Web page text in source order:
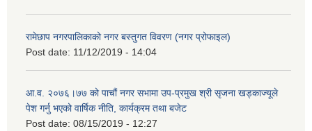
रामेछाप नगरपालिकाको नगर बस्तुगत विवरण (नगर प्रोफाइल)
Post date: 11/12/2019 - 14:04
आ.व. २०७६।७७ को पाचौं नगर सभामा उप-प्रमुख श्री सृजना खड्काज्यूले
पेश गर्नु भएको वार्षिक नीति, कार्यक्रम तथा बजेट
Post date: 08/15/2019 - 12:27